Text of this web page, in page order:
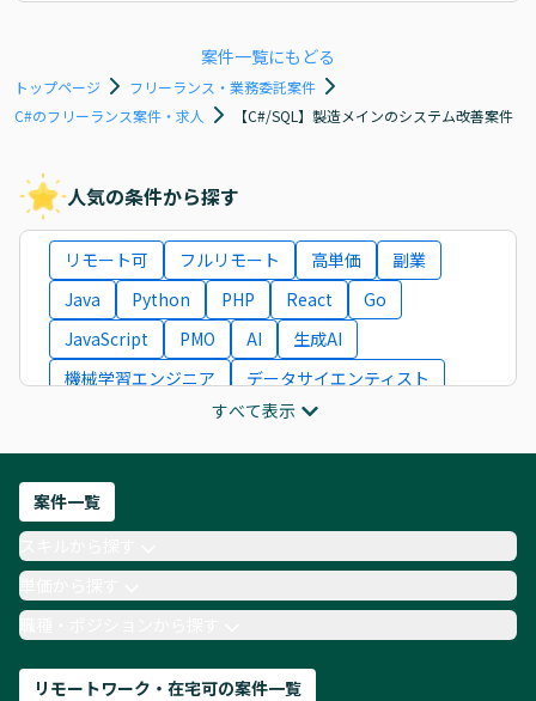
案件一覧にもどる
トップページ
フリーランス・業務委託案件
C#のフリーランス案件・求人
【C#/SQL】製造メインのシステム改善案件
人気の条件から探す
リモート可 フルリモート 高単価
副業
Java
Python PHP React
Go
JavaScript
PMO AI
生成AI
機械学習エンジニア
データサイエンティスト
ITコンサルタント
フロントエンドエンジニア
ネットワークエンジニア
AIエンジニア
Webデザイナー
月収100万円 業務委託
COBOL
Ruby
TypeScript
Laravel AWS
すべて表示
案件一覧
職種・ポジションから探す
リモートワーク・在宅可の案件一覧